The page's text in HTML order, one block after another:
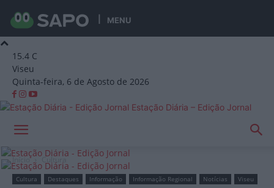
MENU
15.4 C
Viseu
Quinta-feira, 6 de Agosto de 2026
Estação Diária – Edição Jornal
Início Cultura
Cultura Destaques Informação Informação Regional Notícias Viseu